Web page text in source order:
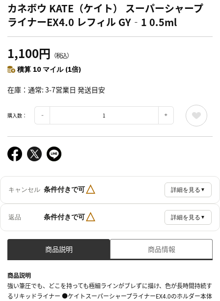
カネボウ KATE（ケイト） スーパーシャープ
ライナーEX4.0 レフィル GY‐1 0.5ml
1,100円 （税込）
積算 10 マイル (1倍)
在庫 通常: 3-7営業日 発送目安
購入数：
キャンセル 条件付きで可△ 詳細を見る ▼
返品 条件付きで可△ 詳細を見る ▼
商品説明 商品情報
商品説明
強い筆圧でも、どこを持っても極細ラインがブレずに描け、色が長時間持続す
るリキッドライナー ●ケイトスーパーシャープライナーEX4.0のホルダー本体